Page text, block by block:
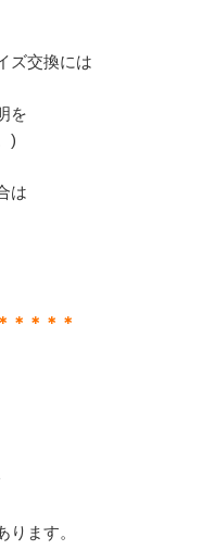
ズ交換には
を
)
は
＊＊＊＊
ます。